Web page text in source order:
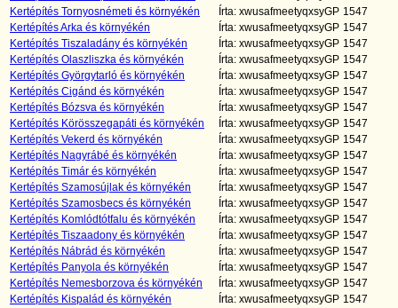
Kertépítés Tornyosnémeti és környékén
Írta: xwusafmeetyqxsyGP 1547
Kertépítés Arka és környékén
Írta: xwusafmeetyqxsyGP 1547
Kertépítés Tiszaladány és környékén
Írta: xwusafmeetyqxsyGP 1547
Kertépítés Olaszliszka és környékén
Írta: xwusafmeetyqxsyGP 1547
Kertépítés Györgytarló és környékén
Írta: xwusafmeetyqxsyGP 1547
Kertépítés Cigánd és környékén
Írta: xwusafmeetyqxsyGP 1547
Kertépítés Bózsva és környékén
Írta: xwusafmeetyqxsyGP 1547
Kertépítés Körösszegapáti és környékén
Írta: xwusafmeetyqxsyGP 1547
Kertépítés Vekerd és környékén
Írta: xwusafmeetyqxsyGP 1547
Kertépítés Nagyrábé és környékén
Írta: xwusafmeetyqxsyGP 1547
Kertépítés Timár és környékén
Írta: xwusafmeetyqxsyGP 1547
Kertépítés Szamosújlak és környékén
Írta: xwusafmeetyqxsyGP 1547
Kertépítés Szamosbecs és környékén
Írta: xwusafmeetyqxsyGP 1547
Kertépítés Komlódtótfalu és környékén
Írta: xwusafmeetyqxsyGP 1547
Kertépítés Tiszaadony és környékén
Írta: xwusafmeetyqxsyGP 1547
Kertépítés Nábrád és környékén
Írta: xwusafmeetyqxsyGP 1547
Kertépítés Panyola és környékén
Írta: xwusafmeetyqxsyGP 1547
Kertépítés Nemesborzova és környékén
Írta: xwusafmeetyqxsyGP 1547
Kertépítés Kispalád és környékén
Írta: xwusafmeetyqxsyGP 1547